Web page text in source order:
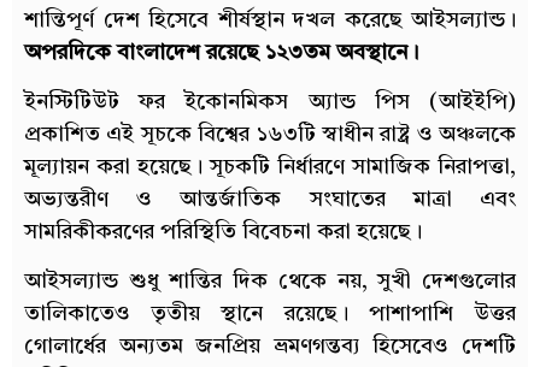
শান্তিপূর্ণ দেশ হিসেবে শীর্ষস্থান দখল করেছে আইসল্যান্ড।
অপরদিকে বাংলাদেশ রয়েছে ১২৩তম অবস্থানে।
ইনস্টিটিউট ফর ইকোনমিকস অ্যান্ড পিস (আইইপি)
প্রকাশিত এই সূচকে বিশ্বের ১৬৩টি স্বাধীন রাষ্ট্র ও অঞ্চলকে
মূল্যায়ন করা হয়েছে। সূচকটি নির্ধারণে সামাজিক নিরাপত্তা,
অভ্যন্তরীণ ও আন্তর্জাতিক সংঘাতের মাত্রা এবং
সামরিকীকরণের পরিস্থিতি বিবেচনা করা হয়েছে।
আইসল্যান্ড শুধু শান্তির দিক থেকে নয়, সুখী দেশগুলোর
তালিকাতেও তৃতীয় স্থানে রয়েছে। পাশাপাশি উত্তর
গোলার্ধের অন্যতম জনপ্রিয় ভ্রমণগন্তব্য হিসেবেও দেশটি